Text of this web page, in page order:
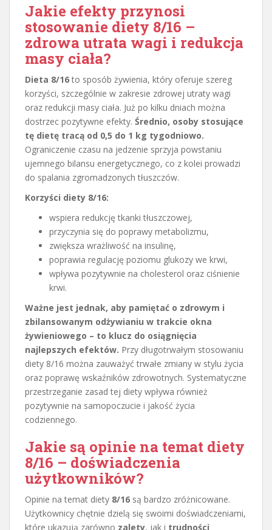
Jakie efekty przynosi
stosowanie diety 8/16 –
zdrowa utrata wagi i redukcja
masy ciała?
Dieta 8/16 to sposób żywienia, który oferuje szereg
korzyści, szczególnie w zakresie zdrowej utraty wagi
oraz redukcji masy ciała. Już po kilku dniach można
dostrzec pozytywne efekty. Średnio, osoby stosujące
tę dietę tracą od 0,5 do 1 kg tygodniowo.
Ograniczenie czasu na jedzenie sprzyja powstaniu
ujemnego bilansu energetycznego, co z kolei prowadzi
do spalania zgromadzonych tłuszczów.
Korzyści diety 8/16:
wspiera redukcję tkanki tłuszczowej,
przyczynia się do poprawy metabolizmu,
zwiększa wrażliwość na insulinę,
poprawia regulację poziomu glukozy we krwi,
wpływa pozytywnie na cholesterol oraz ciśnienie
krwi.
Ważne jest jednak, aby pamiętać o zdrowym i
zbilansowanym odżywianiu w trakcie okna
żywieniowego – to klucz do osiągnięcia
najlepszych efektów. Przy długotrwałym stosowaniu
diety 8/16 można zauważyć trwałe zmiany w stylu życia
oraz poprawę wskaźników zdrowotnych. Systematyczne
przestrzeganie zasad tej diety wpływa również
pozytywnie na samopoczucie i jakość życia
codziennego.
Jakie są opinie na temat diety
8/16 – doświadczenia
użytkowników?
Opinie na temat diety 8/16 są bardzo zróżnicowane.
Użytkownicy chętnie dzielą się swoimi doświadczeniami,
które ukazują zarówno zalety, jak i trudności